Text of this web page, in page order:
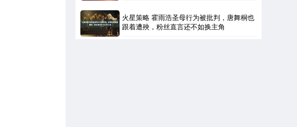
火星策略 霍雨浩圣母行为被批判，唐舞桐也
跟着遭殃，粉丝直言还不如换主角